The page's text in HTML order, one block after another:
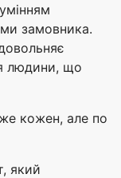
замовника.
людини, що
кожен, але по
який